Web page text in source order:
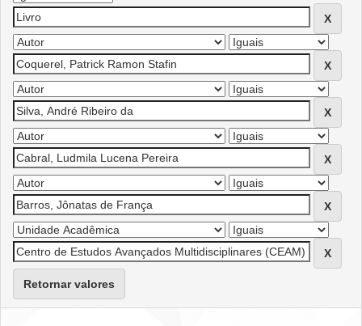
Retornar valores